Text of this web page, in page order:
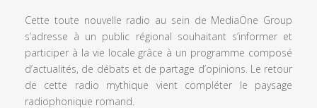
Cette toute nouvelle radio au sein de MediaOne Group
s’adresse à un public régional souhaitant s’informer et
participer à la vie locale grâce à un programme composé
d’actualités, de débats et de partage d’opinions. Le retour
de cette radio mythique vient compléter le paysage
radiophonique romand.